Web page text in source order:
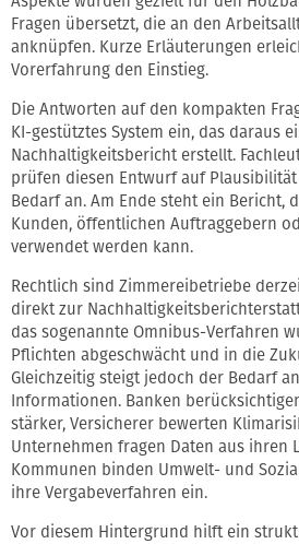
Fragen übersetzt, die an den
anknüpfen. Kurze Erläuterungen
Vorerfahrung den Einstieg.
Die Antworten auf den kompakten
KI-gestütztes System ein, das daraus
Nachhaltigkeitsbericht erstellt.
prüfen diesen Entwurf auf
Bedarf an. Am Ende steht ein Bericht,
Kunden, öffentlichen Auftraggebern
verwendet werden kann.
Rechtlich sind Zimmereibetriebe
direkt zur
das sogenannte Omnibus-Verfahren
Pflichten abgeschwächt und in die
Gleichzeitig steigt jedoch der Bedarf
Informationen. Banken
stärker, Versicherer bewerten
Unternehmen fragen Daten aus ihren
Kommunen binden Umwelt- und
ihre Vergabeverfahren ein.
Vor diesem Hintergrund hilft ein